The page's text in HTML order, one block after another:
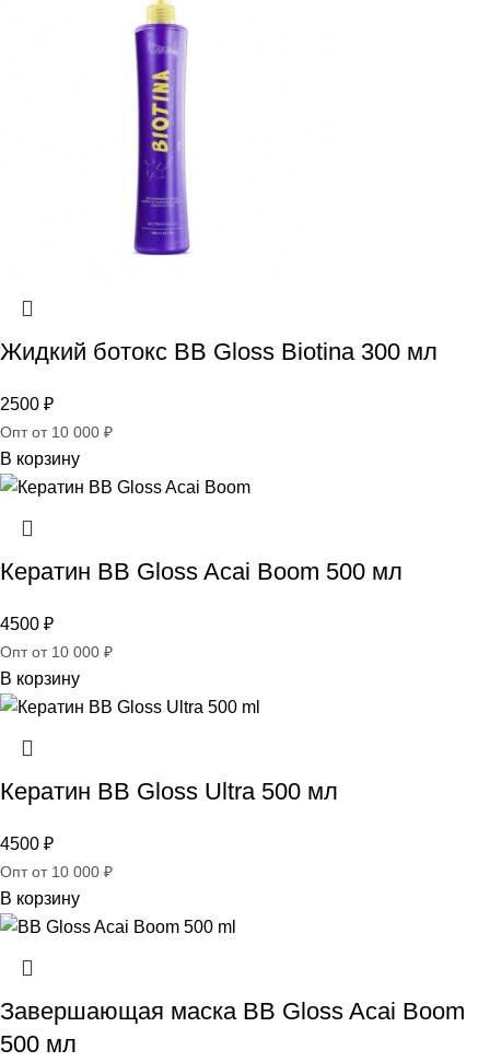
Жидкий ботокс BB Gloss Biotina 300 мл
2500 ₽
Опт от 10 000 ₽
В корзину
Кератин BB Gloss Acai Boom 500 мл
4500 ₽
Опт от 10 000 ₽
В корзину
Кератин BB Gloss Ultra 500 мл
4500 ₽
Опт от 10 000 ₽
В корзину
Завершающая маска BB Gloss Acai Boom
500 мл